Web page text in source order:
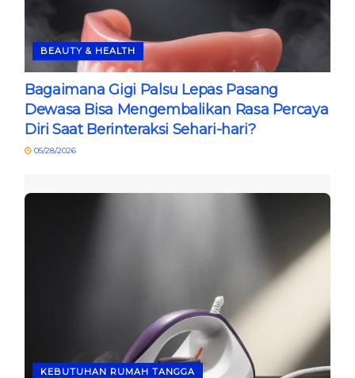
BEAUTY & HEALTH
Bagaimana Gigi Palsu Lepas Pasang
Dewasa Bisa Mengembalikan Rasa Percaya
Diri Saat Berinteraksi Sehari-hari?
05/28/2026
KEBUTUHAN RUMAH TANGGA